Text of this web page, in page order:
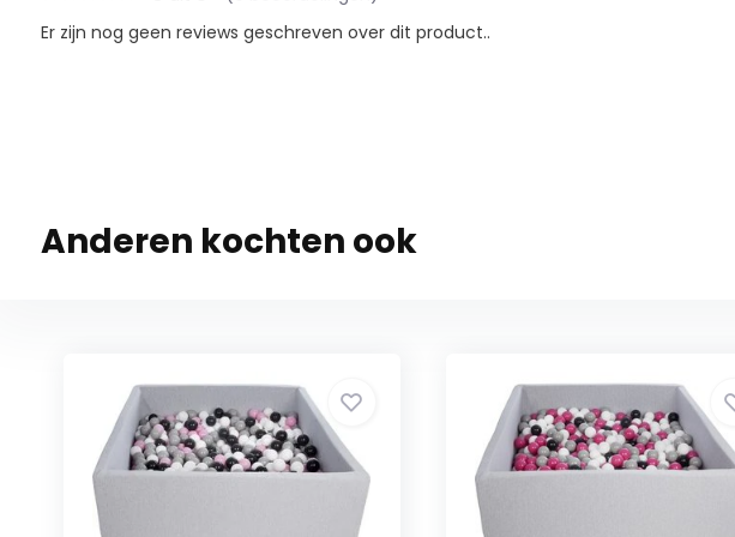
Er zijn nog geen reviews geschreven over dit product..
Anderen kochten ook